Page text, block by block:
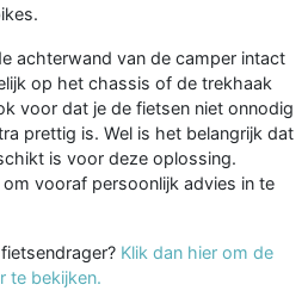
achterwand van de camper intact
op het chassis of de trekhaak
voor dat je de fietsen niet onnodig
prettig is. Wel is het belangrijk dat
is voor deze oplossing.
vooraf persoonlijk advies in te
Klik dan hier om de
te bekijken.